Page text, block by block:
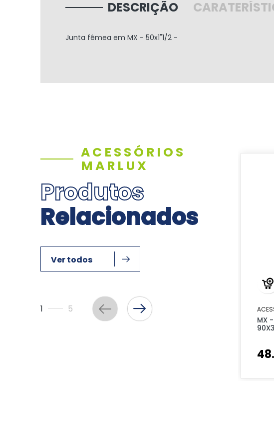
DESCRIÇÃO
Junta fêmea em MX - 50x1"1/2 -
ACESSÓRIOS
MARLUX
Produtos
Relacionados
Ver todos
1 5
MX
48.